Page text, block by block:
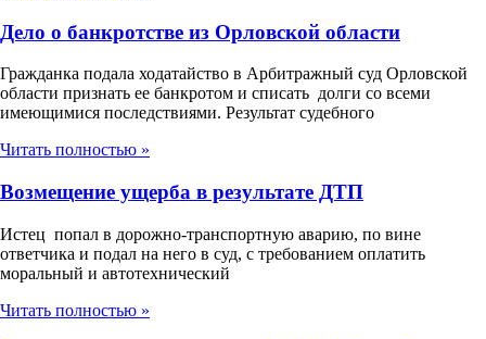
Дело о банкротстве из Орловской области
Гражданка подала ходатайство в Арбитражный суд Орловской
области признать ее банкротом и списать долги со всеми
имеющимися последствиями. Результат судебного
Читать полностью »
Возмещение ущерба в результате ДТП
Истец попал в дорожно-транспортную аварию, по вине
ответчика и подал на него в суд, с требованием оплатить
моральный и автотехнический
Читать полностью »